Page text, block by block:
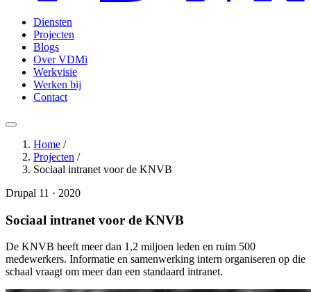
Diensten
Projecten
Blogs
Over VDMi
Werkvisie
Werken bij
Contact
Home /
Projecten /
Sociaal intranet voor de KNVB
Drupal 11 · 2020
Sociaal intranet voor de KNVB
De KNVB heeft meer dan 1,2 miljoen leden en ruim 500
medewerkers. Informatie en samenwerking intern organiseren op die
schaal vraagt om meer dan een standaard intranet.